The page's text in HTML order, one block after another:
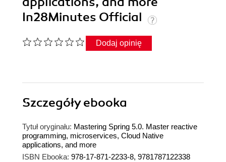
In28Minutes Official
Dodaj opinię
Szczegółyebooka
Tytuł oryginału: Mastering Spring 5.0. Master reactive
programming, microservices, Cloud Native
applications, and more
ISBN Ebooka: 978-17-871-2233-8, 9781787122338